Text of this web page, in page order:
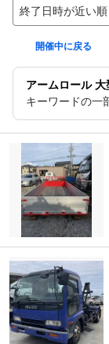
終了日時が近い順
開催中に戻る
アームロール
キーワードの一